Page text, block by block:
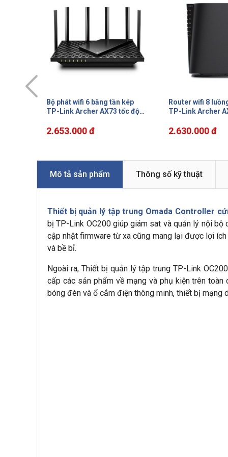
Router wifi 8 luồng, cổng 2.5G
TP-Link Archer AX80 tốc độ
OFDMA và MU-MIMO
2.630.000 đ
Khung
TL-FC1420 14-
2.647.000 đ
Mô tả sản phẩm Thông số kỹ thuật
Thiết bị quản lý tập trung Omada Controller
bị TP-Link OC200 giúp giám sat và quản lý nội
cập nhật firmware từ xa cũng mang lại được lợi
và bề bỉ.
Ngoài ra, Thiết bị quản lý tập trung TP-Link
cấp các sản phẩm về mạng và phụ kiện trên
bóng đèn và ổ cắm điện thông minh, thiết bị mạng